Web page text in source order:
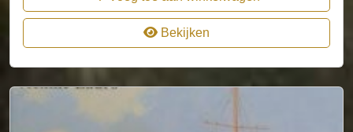
Bekijken